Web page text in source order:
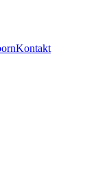
Kontakt